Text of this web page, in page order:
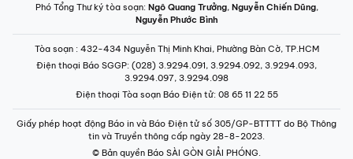
Phó Tổng Thư ký tòa soạn: Ngô Quang Trưởng, Nguyễn Chiến Dũng,
Nguyễn Phước Bình
Tòa soạn : 432-434 Nguyễn Thị Minh Khai, Phường Bàn Cờ, TP.HCM
Điện thoại Báo SGGP: (028) 3.9294.091, 3.9294.092, 3.9294.093,
3.9294.097, 3.9294.098
Điện thoại Tòa soạn Báo Điện tử: 08 65 11 22 55
Giấy phép hoạt động Báo in và Báo Điện tử số 305/GP-BTTTT do Bộ Thông
tin và Truyền thông cấp ngày 28-8-2023.
© Bản quyền Báo SÀI GÒN GIẢI PHÓNG.